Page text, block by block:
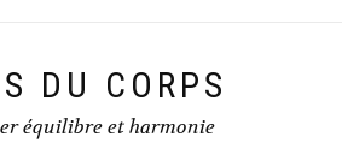
DU CORPS
équilibre et harmonie